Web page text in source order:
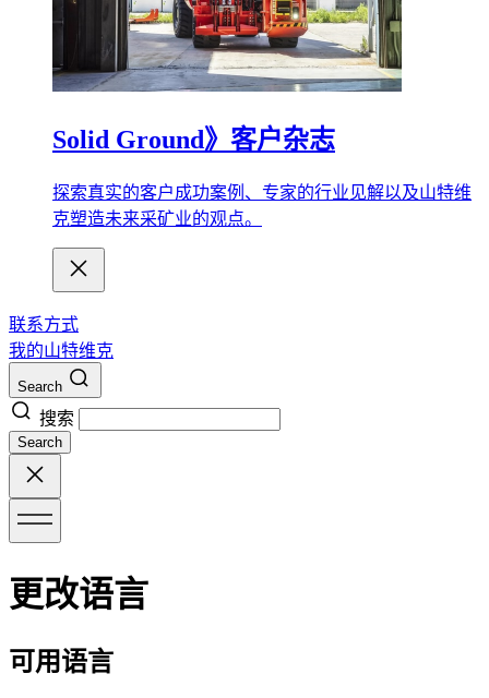
Solid Ground》客户杂志
探索真实的客户成功案例、专家的行业见解以及山特维
克塑造未来采矿业的观点。
联系方式
我的山特维克
Search
搜索
Search
更改语言
可用语言